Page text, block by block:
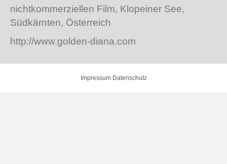
nichtkommerziellen Film, Klopeiner See,
Südkärnten, Österreich
http://www.golden-diana.com
Impressum Datenschutz